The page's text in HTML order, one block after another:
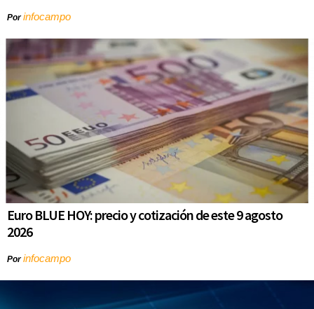
Porinfocampo
Euro BLUE HOY: precio y cotización de este 9 agosto
2026
Porinfocampo